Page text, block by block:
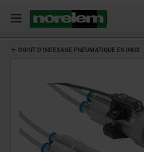
DOIGT D’INDEXAGE PNEUMATIQUE EN INOX